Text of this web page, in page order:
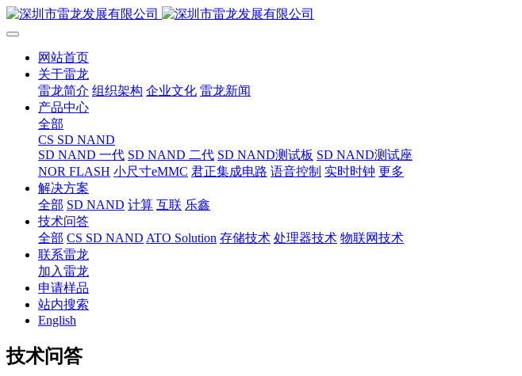
网站首页
关于雷龙
雷龙简介 组织架构 企业文化 雷龙新闻
产品中心
全部
CS SD NAND
SD NAND 一代 SD NAND 二代 SD NAND测试板 SD NAND测试座
NOR FLASH 小尺寸eMMC 君正集成电路 语音控制 实时时钟 更多
解决方案
全部 SD NAND 计算 互联 乐鑫
技术问答
全部 CS SD NAND ATO Solution 存储技术 处理器技术 物联网技术
联系雷龙
加入雷龙
申请样品
站内搜索
English
技术问答